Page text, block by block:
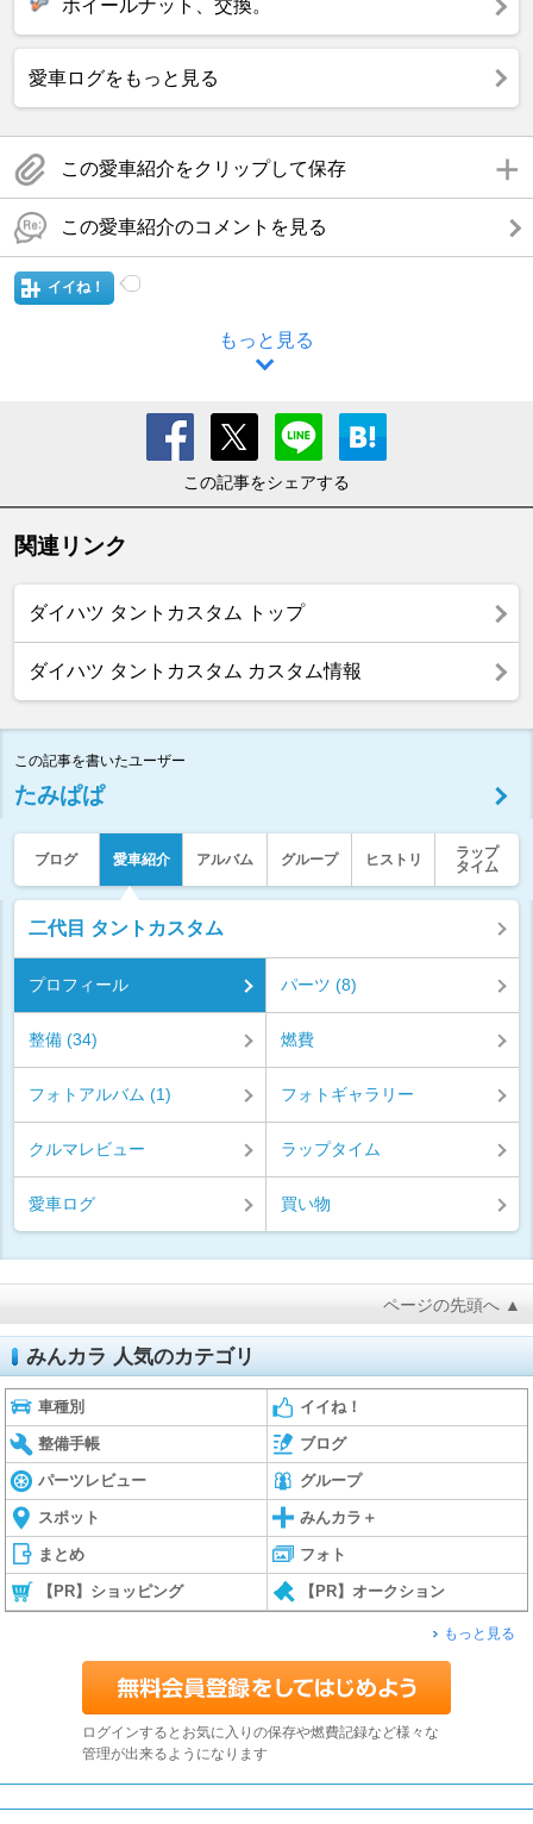
ホイールナット、交換。
愛車ログをもっと見る
この愛車紹介をクリップして保存
この愛車紹介のコメントを見る
イイね！
もっと見る
この記事をシェアする
関連リンク
ダイハツ タントカスタム トップ
ダイハツ タントカスタム カスタム情報
この記事を書いたユーザー
たみぱぱ
ブログ 愛車紹介 アルバム グループ ヒストリ
ラップ
タイム
二代目 タントカスタム
プロフィール パーツ (8)
整備 (34) 燃費
フォトアルバム (1) フォトギャラリー
クルマレビュー ラップタイム
愛車ログ 買い物
ページの先頭へ ▲
みんカラ 人気のカテゴリ
車種別 イイね！
整備手帳 ブログ
パーツレビュー グループ
スポット みんカラ＋
まとめ フォト
【PR】ショッピング 【PR】オークション
もっと見る
ログインするとお気に入りの保存や燃費記録など様々な
管理が出来るようになります